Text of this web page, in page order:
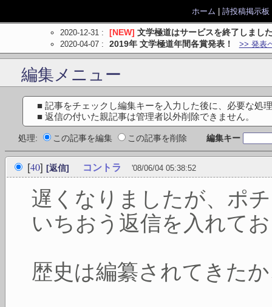
ホーム 詩投稿掲示板
2020-12-31: [NEW] 文学極道はサービスを終了しまし
2020-04-07: 2019年 文学極道年間各賞発表！ >> 発表
編集メニュー
■ 記事をチェックし編集キーを入力した後に、必要な処
■ 返信の付いた親記事は管理者以外削除できません。
処理: この記事を編集 この記事を削除 編集キー
[40] [返信] コントラ '08/06/04 05:38:52
遅くなりましたが、ポ
いちおう返信を入れて
歴史は編纂されてきた